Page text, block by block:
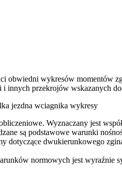
obwiedni wykresów momentów
innych przekrojów wskazanych
Wyznaczany jest
są podstawowe warunki
dwukierunkowego
normowych jest wyraźnie